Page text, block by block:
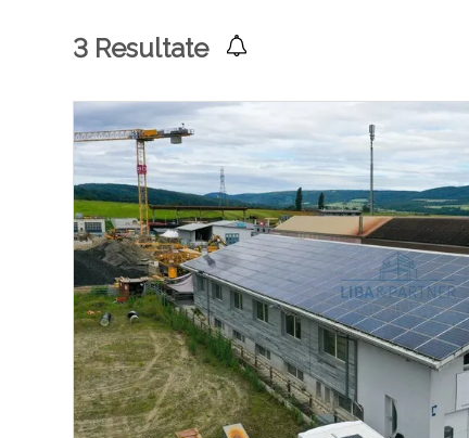
3 Resultate